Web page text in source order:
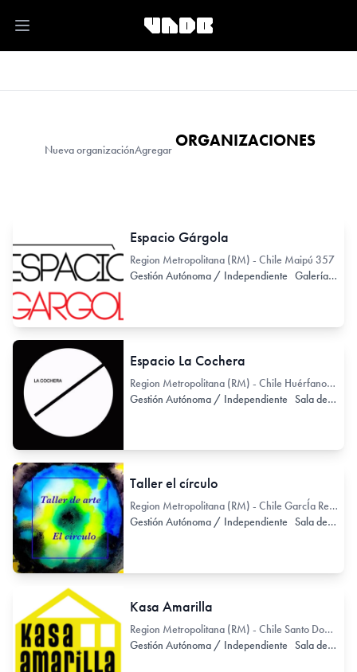
Open main menu
Nueva organizaciónAgregar ORGANIZACIONES
Espacio Gárgola
Region Metropolitana (RM) - Chile Maipú 357
Gestión Autónoma / Independiente Galería Comercial
Espacio La Cochera
Region Metropolitana (RM) - Chile Huérfanos 2567
Gestión Autónoma / Independiente Sala de Exhibición
Taller el círculo
Region Metropolitana (RM) - Chile GarcÍa Reyes 250
Gestión Autónoma / Independiente Sala de Exhibición
Kasa Amarilla
Region Metropolitana (RM) - Chile Santo Domingo 2433
Gestión Autónoma / Independiente Sala de Exhibición